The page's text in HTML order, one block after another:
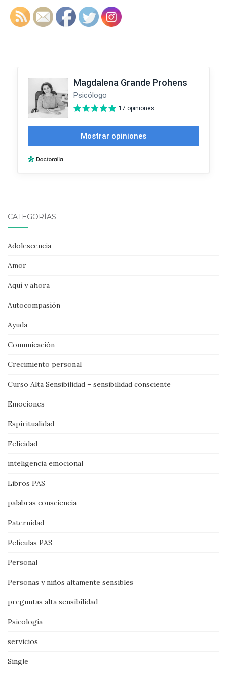
CATEGORÍAS
Adolescencia
Amor
Aquí y ahora
Autocompasión
Ayuda
Comunicación
Crecimiento personal
Curso Alta Sensibilidad – sensibilidad consciente
Emociones
Espiritualidad
Felicidad
inteligencia emocional
Libros PAS
palabras consciencia
Paternidad
Películas PAS
Personal
Personas y niños altamente sensibles
preguntas alta sensibilidad
Psicología
servicios
Single